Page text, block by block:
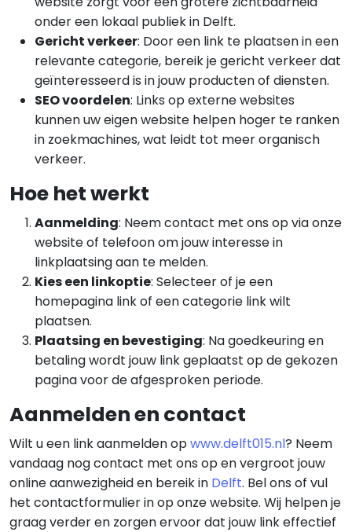
onder een lokaal publiek in Delft.
Gericht verkeer: Door een link te plaatsen in een
relevante categorie, bereik je gericht verkeer dat
geïnteresseerd is in jouw producten of diensten.
SEO voordelen: Links op externe websites
kunnen uw eigen website helpen hoger te ranken
in zoekmachines, wat leidt tot meer organisch
verkeer.
Hoe het werkt
Aanmelding: Neem contact met ons op via onze
website of telefoon om jouw interesse in
linkplaatsing aan te melden.
Kies een linkoptie: Selecteer of je een
homepagina link of een categorie link wilt
plaatsen.
Plaatsing en bevestiging: Na goedkeuring en
betaling wordt jouw link geplaatst op de gekozen
pagina voor de afgesproken periode.
Aanmelden en contact
Wilt u een link aanmelden opwww.delft015.nl? Neem
vandaag nog contact met ons op en vergroot jouw
online aanwezigheid en bereik in Delft. Bel ons of vul
het contactformulier in op onze website. Wij helpen je
graag verder en zorgen ervoor dat jouw link effectief